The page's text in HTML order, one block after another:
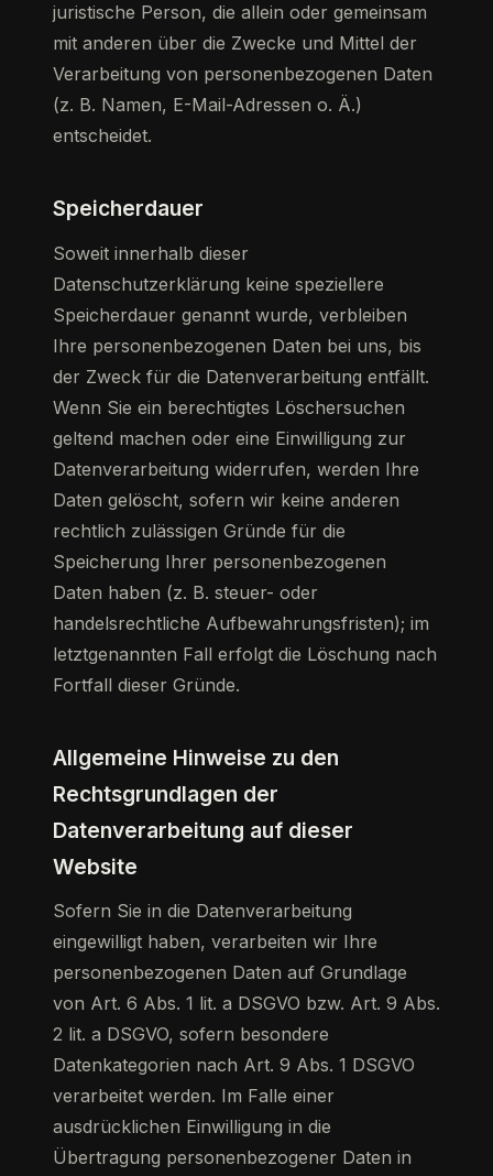
juristische Person, die allein oder gemeinsam
mit anderen über die Zwecke und Mittel der
Verarbeitung von personenbezogenen Daten
(z. B. Namen, E-Mail-Adressen o. Ä.)
entscheidet.
Speicherdauer
Soweit innerhalb dieser
Datenschutzerklärung keine speziellere
Speicherdauer genannt wurde, verbleiben
Ihre personenbezogenen Daten bei uns, bis
der Zweck für die Datenverarbeitung entfällt.
Wenn Sie ein berechtigtes Löschersuchen
geltend machen oder eine Einwilligung zur
Datenverarbeitung widerrufen, werden Ihre
Daten gelöscht, sofern wir keine anderen
rechtlich zulässigen Gründe für die
Speicherung Ihrer personenbezogenen
Daten haben (z. B. steuer- oder
handelsrechtliche Aufbewahrungsfristen); im
letztgenannten Fall erfolgt die Löschung nach
Fortfall dieser Gründe.
Allgemeine Hinweise zu den
Rechtsgrundlagen der
Datenverarbeitung auf dieser
Website
Sofern Sie in die Datenverarbeitung
eingewilligt haben, verarbeiten wir Ihre
personenbezogenen Daten auf Grundlage
von Art. 6 Abs. 1 lit. a DSGVO bzw. Art. 9 Abs.
2 lit. a DSGVO, sofern besondere
Datenkategorien nach Art. 9 Abs. 1 DSGVO
verarbeitet werden. Im Falle einer
ausdrücklichen Einwilligung in die
Übertragung personenbezogener Daten in